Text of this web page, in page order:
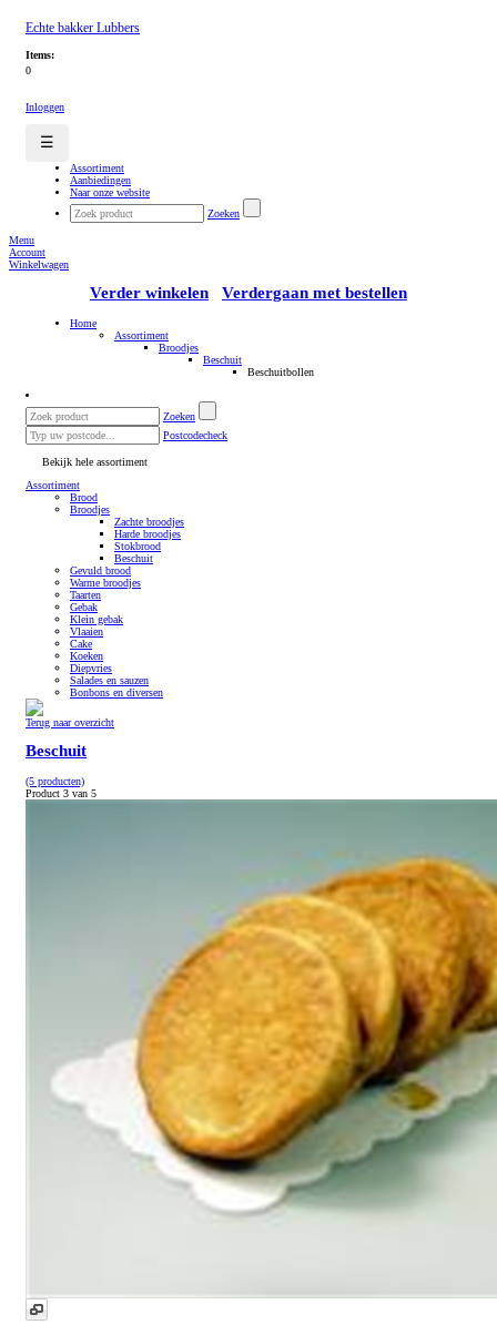
Echte bakker Lubbers
Items:
0
Inloggen
☰
Assortiment
Aanbiedingen
Naar onze website
Zoeken
Menu
Account
Winkelwagen
Verder winkelen Verdergaan met bestellen
Home
Assortiment
Broodjes
Beschuit
Beschuitbollen
Zoeken
Postcodecheck
Bekijk hele assortiment
Assortiment
Brood
Broodjes
Zachte broodjes
Harde broodjes
Stokbrood
Beschuit
Gevuld brood
Warme broodjes
Taarten
Gebak
Klein gebak
Vlaaien
Cake
Koeken
Diepvries
Salades en sauzen
Bonbons en diversen
Terug naar overzicht
Beschuit
(5 producten)
Product 3 van 5